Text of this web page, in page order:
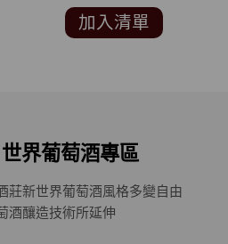
加入清單
界葡萄酒專區
莊新世界葡萄酒風格多變自由
酒釀造技術所延伸